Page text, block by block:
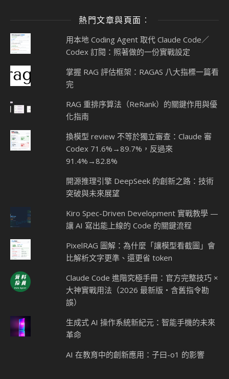
熱門文章與頁面︰
用本地 Coding Agent 取代 Claude Code／
Codex 訂閱：照著做的一份實戰設定
掌握 RAG 評估框架：RAGAS 八大指標一篇看
完
RAG 重排序算法（ReRank）的關鍵作用與優
化指南
換模型 review 不等於獨立審查：Claude 審
Codex 71.6%→89.7%，反過來
91.4%→82.8%
開源推理引擎 DeepSeek 的創新之路：技術
突破與未來展望
Kiro Spec-Driven Development 實戰教學 —
讓 AI 寫出能上線的 Code 的關鍵流程
PixelRAG 圖解：為什麼「讓模型看截圖」會
比解析文字更準、還更省 token
Claude Code 進階究極手冊：官方完整技巧 ×
大神實戰用法（2026 最新版・含舊指令勘
誤）
生成式 AI 操作系統新紀元：智能手機的未來
革命
AI 在教育中的創新應用：子曰-o1 的影響